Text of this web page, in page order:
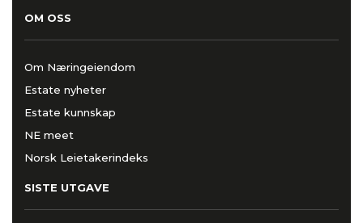
OM OSS
Om Næringeiendom
Estate nyheter
Estate kunnskap
NE meet
Norsk Leietakerindeks
SISTE UTGAVE